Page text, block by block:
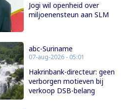
Jogi wil openheid over
miljoenensteun aan SLM
abc-Suriname
07-aug-2026 - 05:01
Hakrinbank-directeur: geen
verborgen motieven bij
verkoop DSB-belang